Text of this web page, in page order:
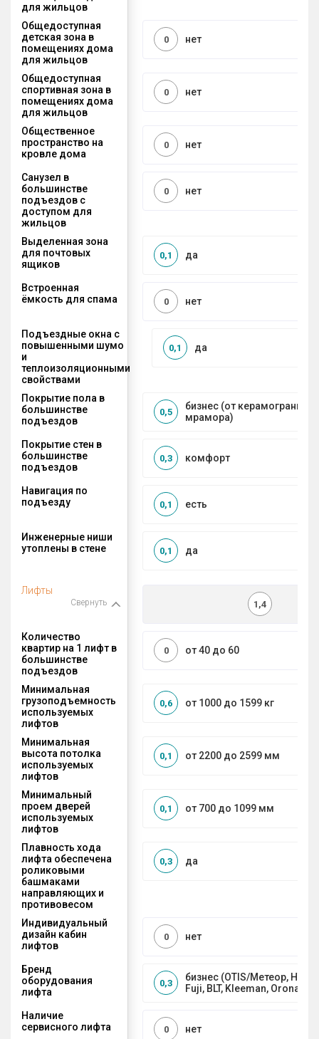
для жильцов
Общедоступная
детская зона в
помещениях дома
для жильцов
нет
0
Общедоступная
спортивная зона в
помещениях дома
для жильцов
нет
0
Общественное
пространство на
кровле дома
нет
0
Санузел в
большинстве
подъездов с
доступом для
жильцов
нет
0
Выделенная зона
для почтовых
ящиков
да
0,1
Встроенная
ёмкость для спама
нет
0
Подъездные окна с
повышенными шумо
и
теплоизоляционными
свойствами
да
0,1
Покрытие пола в
большинстве
подъездов
бизнес (от керамогранита
мрамора)
0,5
Покрытие стен в
большинстве
подъездов
комфорт
0,3
Навигация по
подъезду
есть
0,1
Инженерные ниши
утоплены в стене
да
0,1
Лифты
Свернуть 1,4
Количество
квартир на 1 лифт в
большинстве
подъездов
от 40 до 60
0
Минимальная
грузоподъемность
используемых
лифтов
от 1000 до 1599 кг
0,6
Минимальная
высота потолка
используемых
лифтов
от 2200 до 2599 мм
0,1
Минимальный
проем дверей
используемых
лифтов
от 700 до 1099 мм
0,1
Плавность хода
лифта обеспечена
роликовыми
башмаками
направляющих и
противовесом
да
0,3
Индивидуальный
дизайн кабин
лифтов
нет
0
Бренд
оборудования
лифта
бизнес (OTIS/Метеор,
Fuji, BLT, Kleeman, Orona)
0,3
Наличие
сервисного лифта
нет
0